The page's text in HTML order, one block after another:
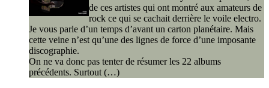
de ces artistes qui ont montré aux amateurs de
rock ce qui se cachait derrière le voile electro.
Je vous parle d’un temps d’avant un carton planétaire. Mais
cette veine n’est qu’une des lignes de force d’une imposante
discographie.
On ne va donc pas tenter de résumer les 22 albums
précédents. Surtout (…)